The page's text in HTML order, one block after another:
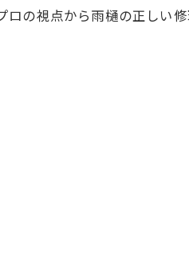
ロの視点から雨樋の正しい